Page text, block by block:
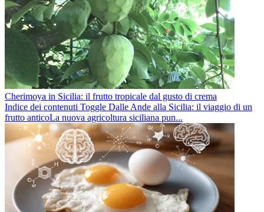
Cherimoya in Sicilia: il frutto tropicale dal gusto di crema
Indice dei contenuti Toggle Dalle Ande alla Sicilia: il viaggio di un
frutto anticoLa nuova agricoltura siciliana pun...